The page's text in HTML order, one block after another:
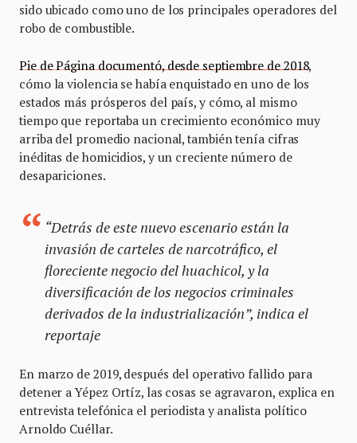
sido ubicado como uno de los principales operadores del
robo de combustible.
Pie de Página documentó, desde septiembre de 2018,
cómo la violencia se había enquistado en uno de los
estados más prósperos del país, y cómo, al mismo
tiempo que reportaba un crecimiento económico muy
arriba del promedio nacional, también tenía cifras
inéditas de homicidios, y un creciente número de
desapariciones.
“Detrás de este nuevo escenario están la
invasión de carteles de narcotráfico, el
floreciente negocio del huachicol, y la
diversificación de los negocios criminales
derivados de la industrialización”, indica el
reportaje
En marzo de 2019, después del operativo fallido para
detener a Yépez Ortíz, las cosas se agravaron, explica en
entrevista telefónica el periodista y analista político
Arnoldo Cuéllar.